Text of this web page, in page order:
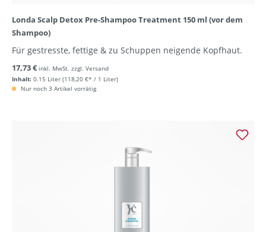
Londa Scalp Detox Pre-Shampoo Treatment 150 ml (vor dem
Shampoo)
Für gestresste, fettige & zu Schuppen neigende Kopfhaut.
Inhalt: 0.15 Liter (118,20 €* / 1 Liter)
17,73 € inkl. MwSt. zzgl. Versand
Nur noch 3 Artikel vorrätig